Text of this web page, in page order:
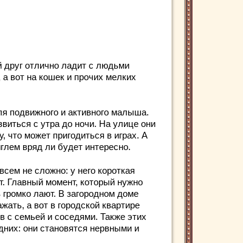
отлично ладит с людьми
вот на кошек и прочих мелких
подвижного и активного малыша.
с утра до ночи. На улице они
может пригодиться в играх. А
вряд ли будет интересно.
не сложно: у него короткая
Главный момент, который нужно
лают. В загородном доме
а вот в городской квартире
с семьей и соседями. Также этих
они становятся нервными и